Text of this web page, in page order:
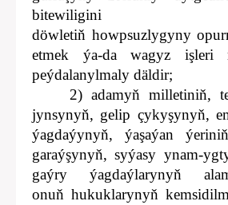
bitewiligini
döwletiň howpsuzlygyny
etmek ýa-da wagyz işleri
peýdalanylmaly däldir;
2) adamyň milletiniň,
jynsynyň, gelip çykyşynyň,
ýagdaýynyň, ýaşaýan
garaýşynyň, syýasy ynam-
gaýry ýagdaýlarynyň
onuň hukuklarynyň